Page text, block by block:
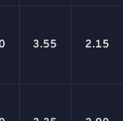
3.55 2.15